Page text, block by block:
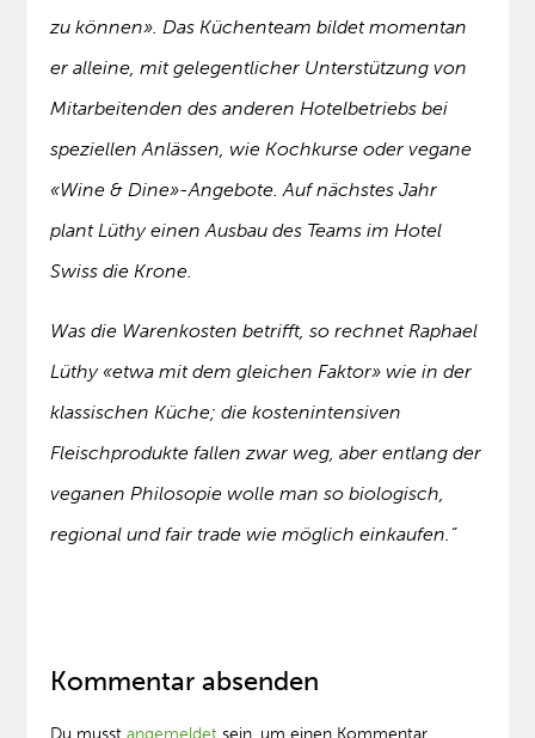
zu können». Das Küchenteam bildet momentan
er alleine, mit gelegentlicher Unterstützung von
Mitarbeitenden des anderen Hotelbetriebs bei
speziellen Anlässen, wie Kochkurse oder vegane
«Wine & Dine»-Angebote. Auf nächstes Jahr
plant Lüthy einen Ausbau des Teams im Hotel
Swiss die Krone.
Was die Warenkosten betrifft, so rechnet Raphael
Lüthy «etwa mit dem gleichen Faktor» wie in der
klassischen Küche; die kostenintensiven
Fleischprodukte fallen zwar weg, aber entlang der
veganen Philosopie wolle man so biologisch,
regional und fair trade wie möglich einkaufen.“
Kommentar absenden